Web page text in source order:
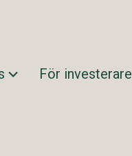
För investerare